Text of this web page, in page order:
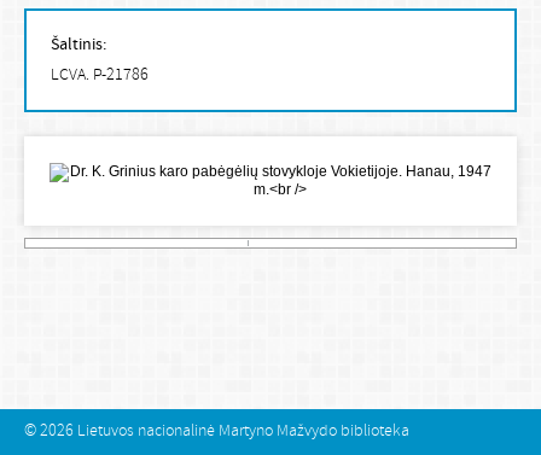
Šaltinis:
LCVA. P-21786
© 2026 Lietuvos nacionalinė Martyno Mažvydo biblioteka